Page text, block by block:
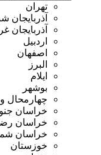
تهران
آذربایجان
آذربایجان
اردبیل
اصفهان
البرز
ایلام
بوشهر
چهارمحال و
خراسان
خراسان
خراسان
خوزستان